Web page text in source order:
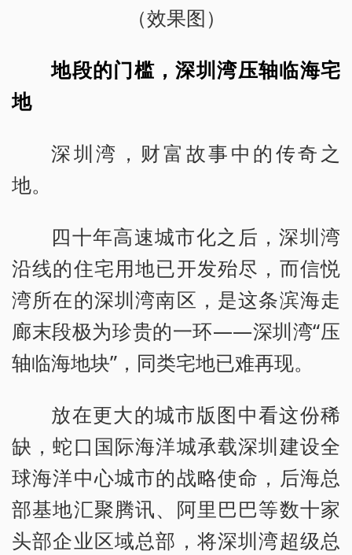
（效果图）
地段的门槛，深圳湾压轴临海宅
地
深圳湾，财富故事中的传奇之
地。
四十年高速城市化之后，深圳湾
沿线的住宅用地已开发殆尽，而信悦
湾所在的深圳湾南区，是这条滨海走
廊末段极为珍贵的一环——深圳湾“压
轴临海地块”，同类宅地已难再现。
放在更大的城市版图中看这份稀
缺，蛇口国际海洋城承载深圳建设全
球海洋中心城市的战略使命，后海总
部基地汇聚腾讯、阿里巴巴等数十家
头部企业区域总部，将深圳湾超级总